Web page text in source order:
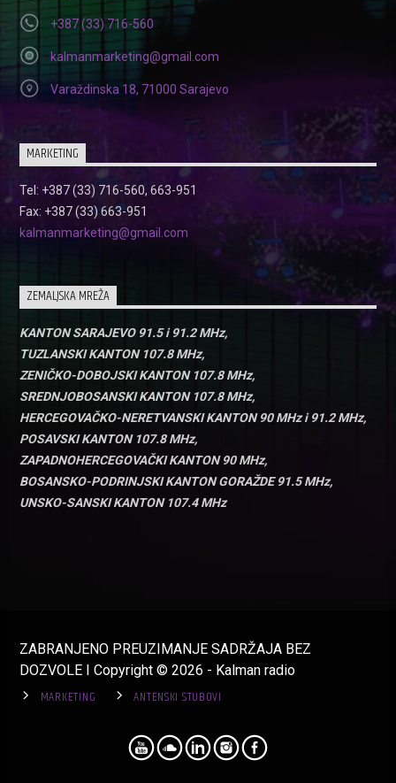
+387 (33) 716-560
kalmanmarketing@gmail.com
Varaždinska 18, 71000 Sarajevo
MARKETING
Tel: +387 (33) 716-560, 663-951
Fax: +387 (33) 663-951
kalmanmarketing@gmail.com
ZEMALJSKA MREŽA
KANTON SARAJEVO 91.5 i 91.2 MHz,
TUZLANSKI KANTON 107.8 MHz,
ZENIČKO-DOBOJSKI KANTON 107.8 MHz,
SREDNJOBOSANSKI KANTON 107.8 MHz,
HERCEGOVAČKO-NERETVANSKI KANTON 90 MHz i 91.2 MHz,
POSAVSKI KANTON 107.8 MHz,
ZAPADNOHERCEGOVAČKI KANTON 90 MHz,
BOSANSKO-PODRINJSKI KANTON GORAŽDE 91.5 MHz,
UNSKO-SANSKI KANTON 107.4 MHz
ZABRANJENO PREUZIMANJE SADRŽAJA BEZ
DOZVOLE I Copyright © 2026 - Kalman radio
MARKETING ANTENSKI STUBOVI